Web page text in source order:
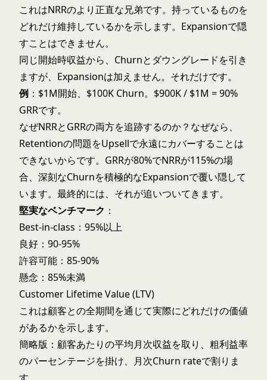
これはNRRのより正直な兄弟です。持っているものを
どれだけ維持しているかを示します。Expansionで隠
すことはできません。
同じ開始時収益から、Churnとダウングレードを引き
ますが、Expansionは加えません。それだけです。
例 ：$1M開始、$100K Churn。$900K / $1M = 90%
GRRです。
なぜNRRとGRRの両方を追跡するのか？なぜなら、
Retentionの問題をUpsellで永遠にカバーすることは
できないからです。GRRが80%でNRRが115%の場
合、深刻なChurnを積極的なExpansionで覆い隠して
います。最終的には、それが追いついてきます。
堅実なベンチマーク ：
Best-in-class：95%以上
良好：90-95%
許容可能：85-90%
懸念：85%未満
Customer Lifetime Value (LTV)
これは顧客との全期間を通じて実際にどれだけの価値
があるかを示します。
簡略版：顧客あたりの平均月次収益を取り、粗利益率
のパーセンテージを掛け、月次Churn rateで割りま